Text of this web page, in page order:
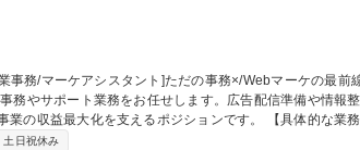
務やサポート業務をお任せします。広告配信準備や情報整
を支えるポジションです。 【具体的な業務内容】■広告配信
整理 ■広告案件に関する社内外との確認や調整、連絡対応
土日祝休み